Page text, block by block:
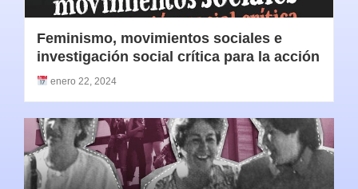
Feminismo, movimientos sociales e
investigación social crítica para la acción
enero 22, 2024